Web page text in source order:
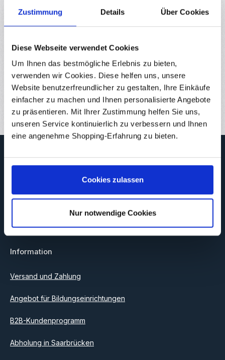
Zustimmung Details Über Cookies
Diese Webseite verwendet Cookies
Um Ihnen das bestmögliche Erlebnis zu bieten,
verwenden wir Cookies. Diese helfen uns, unsere
Website benutzerfreundlicher zu gestalten, Ihre Einkäufe
einfacher zu machen und Ihnen personalisierte Angebote
zu präsentieren. Mit Ihrer Zustimmung helfen Sie uns,
unseren Service kontinuierlich zu verbessern und Ihnen
eine angenehme Shopping-Erfahrung zu bieten.
Cookies zulassen
Nur notwendige Cookies
Beschreibung
Achse auf dem… Mehr
Eigenschaften
Downloads
Bewertungen
Abonnieren Sie jetzt unseren regelmäßig erscheinenden
Newsletter, um rechtzeitig über neue Produkte und Angebote
Ich habe dieDatenschutzbestimmungen
einverstanden.
Information
Versand und Zahlung
Angebot für Bildungseinrichtungen
B2B-Kundenprogramm
Abholung in Saarbrücken